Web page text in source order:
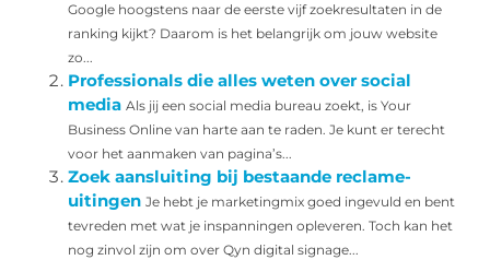
Google hoogstens naar de eerste vijf zoekresultaten in de
ranking kijkt? Daarom is het belangrijk om jouw website
zo...
Professionals die alles weten over social
media Als jij een social media bureau zoekt, is Your
Business Online van harte aan te raden. Je kunt er terecht
voor het aanmaken van pagina’s...
Zoek aansluiting bij bestaande reclame-
uitingen Je hebt je marketingmix goed ingevuld en bent
tevreden met wat je inspanningen opleveren. Toch kan het
nog zinvol zijn om over Qyn digital signage...